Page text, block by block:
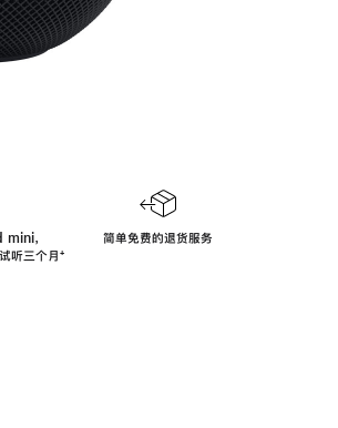
，
听三个月脚
⁺
简单免费的退货服务